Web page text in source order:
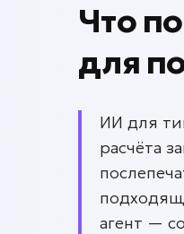
Что
для
ИИ для
расчёта
агент —